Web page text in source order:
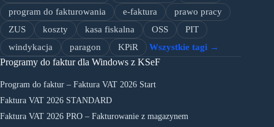
program do fakturowania
e-faktura
prawo pracy
ZUS
koszty kasa fiskalna OSS
PIT
windykacja
paragon KPiR Wszystkie tagi →
Programy do faktur dla Windows z KSeF
Program do faktur – Faktura VAT 2026 Start
Faktura VAT 2026 STANDARD
Faktura VAT 2026 PRO – Fakturowanie z magazynem